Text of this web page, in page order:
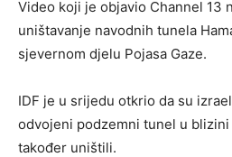
Video koji je objavio Channel 13
uništavanje navodnih tunela
sjevernom djelu Pojasa Gaze.
IDF je u srijedu otkrio da su
odvojeni podzemni tunel u blizini
također uništili.